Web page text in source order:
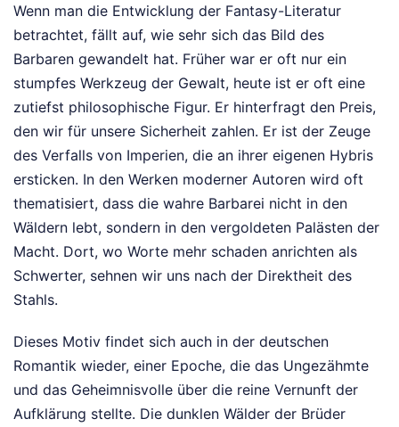
Wenn man die Entwicklung der Fantasy-Literatur
betrachtet, fällt auf, wie sehr sich das Bild des
Barbaren gewandelt hat. Früher war er oft nur ein
stumpfes Werkzeug der Gewalt, heute ist er oft eine
zutiefst philosophische Figur. Er hinterfragt den Preis,
den wir für unsere Sicherheit zahlen. Er ist der Zeuge
des Verfalls von Imperien, die an ihrer eigenen Hybris
ersticken. In den Werken moderner Autoren wird oft
thematisiert, dass die wahre Barbarei nicht in den
Wäldern lebt, sondern in den vergoldeten Palästen der
Macht. Dort, wo Worte mehr schaden anrichten als
Schwerter, sehnen wir uns nach der Direktheit des
Stahls.
Dieses Motiv findet sich auch in der deutschen
Romantik wieder, einer Epoche, die das Ungezähmte
und das Geheimnisvolle über die reine Vernunft der
Aufklärung stellte. Die dunklen Wälder der Brüder